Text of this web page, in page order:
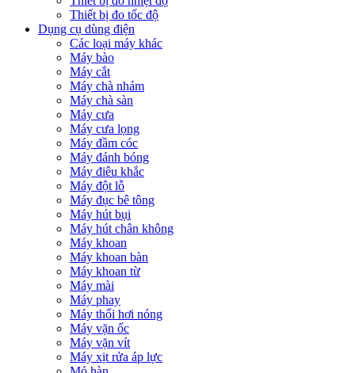
Thiết bị đo tốc độ
Dụng cụ dùng điện
Các loại máy khác
Máy bào
Máy cắt
Máy chà nhám
Máy chà sàn
Máy cưa
Máy cưa lọng
Máy đầm cóc
Máy đánh bóng
Máy điêu khắc
Máy đột lỗ
Máy đục bê tông
Máy hút bụi
Máy hút chân không
Máy khoan
Máy khoan bàn
Máy khoan từ
Máy mài
Máy phay
Máy thổi hơi nóng
Máy vặn ốc
Máy vặn vít
Máy xịt rửa áp lực